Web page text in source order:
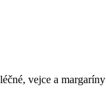
vejce a margaríny